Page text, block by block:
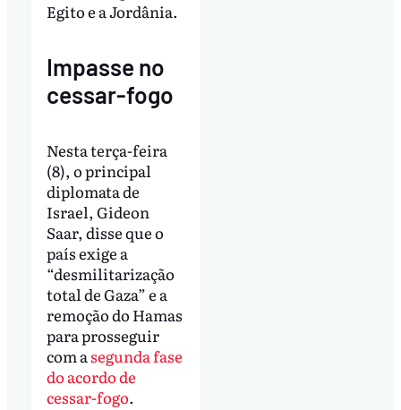
Egito e a Jordânia.
Impasse no
cessar-fogo
Nesta terça-feira
(8), o principal
diplomata de
Israel, Gideon
Saar, disse que o
país exige a
“desmilitarização
total de Gaza” e a
remoção do Hamas
para prosseguir
com asegunda fase
do acordo de
cessar-fogo.